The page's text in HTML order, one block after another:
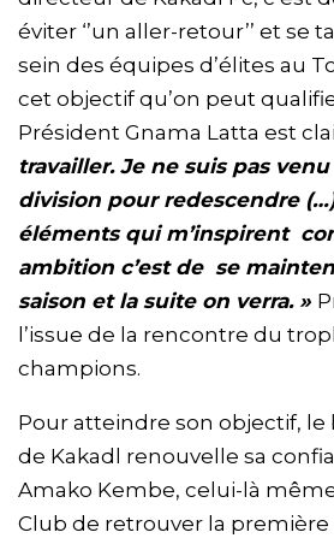
éviter ‘’un aller-retour’’ et se
sein des équipes d’élites au
cet objectif qu’on peut
Président Gnama Latta est
travailler. Je ne suis pas
division pour redescendre (…)
éléments qui m’inspirent
ambition c’est de se
saison et la suite on verra. »
l’issue de la rencontre du
champions.
Pour atteindre son objectif,
de Kakadl renouvelle sa
Amako Kembe, celui-là
Club de retrouver la première